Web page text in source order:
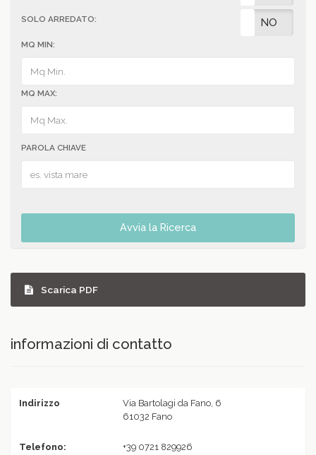
SOLO ARREDATO: NO
MQ MIN:
MQ MAX:
PAROLA CHIAVE
Avvia la Ricerca
Scarica PDF
informazioni di contatto
Indirizzo
Via Bartolagi da Fano, 6
61032 Fano
Telefono: +39 0721 829926